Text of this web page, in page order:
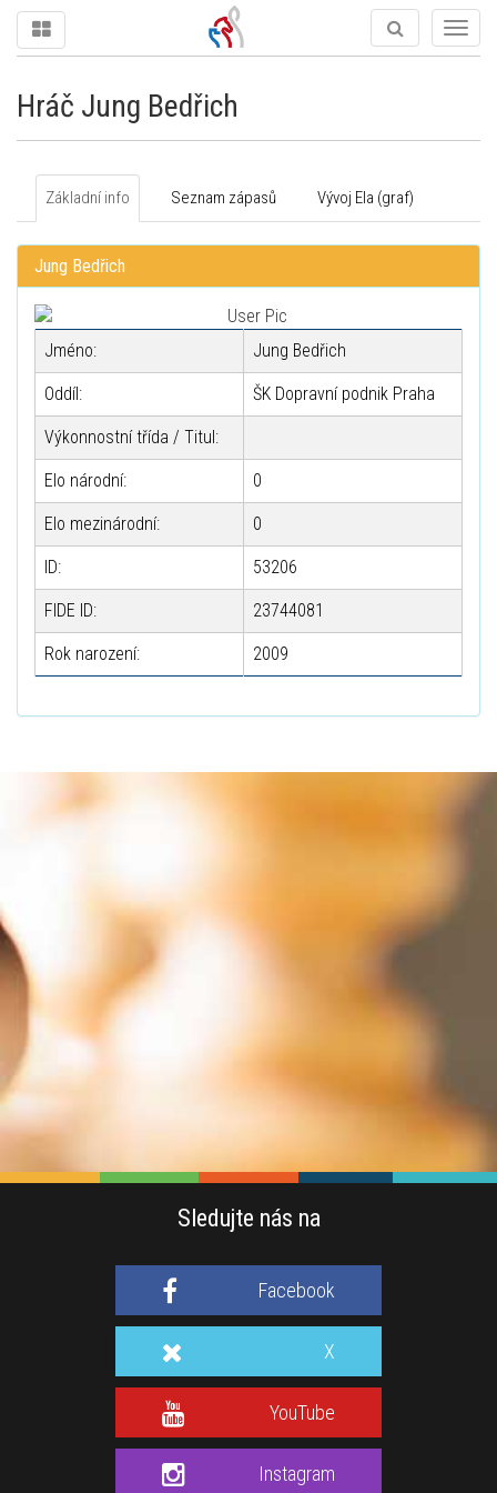
Hráč Jung Bedřich
Základní info Seznam zápasů Vývoj Ela (graf)
Jung Bedřich
Jméno: Jung Bedřich
Oddíl: ŠK Dopravní podnik Praha
Výkonnostní třída / Titul:
Elo národní: 0
Elo mezinárodní: 0
ID: 53206
FIDE ID: 23744081
Rok narození: 2009
Sledujte nás na
Facebook
X
YouTube
Instagram